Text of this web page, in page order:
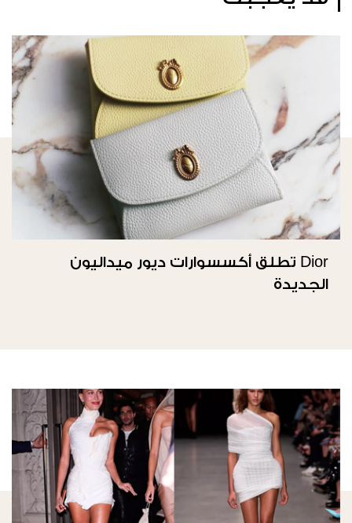
Dior تطلق أكسسوارات ديور ميداليون
الجديدة